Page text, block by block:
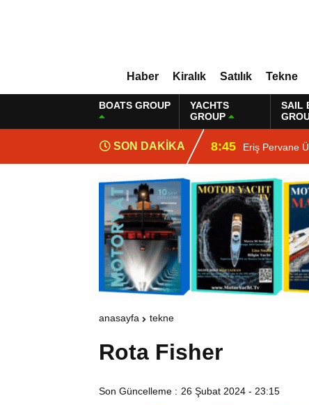
Haber Kiralık Satılık Tekne
BOATS GROUP
YACHTS
GROUP
SAIL
SON DAKİKA 8:45 Eriş Pervane
anasayfa tekne
Rota Fisher
Son Güncelleme : 26 Şubat 2024 - 23:15